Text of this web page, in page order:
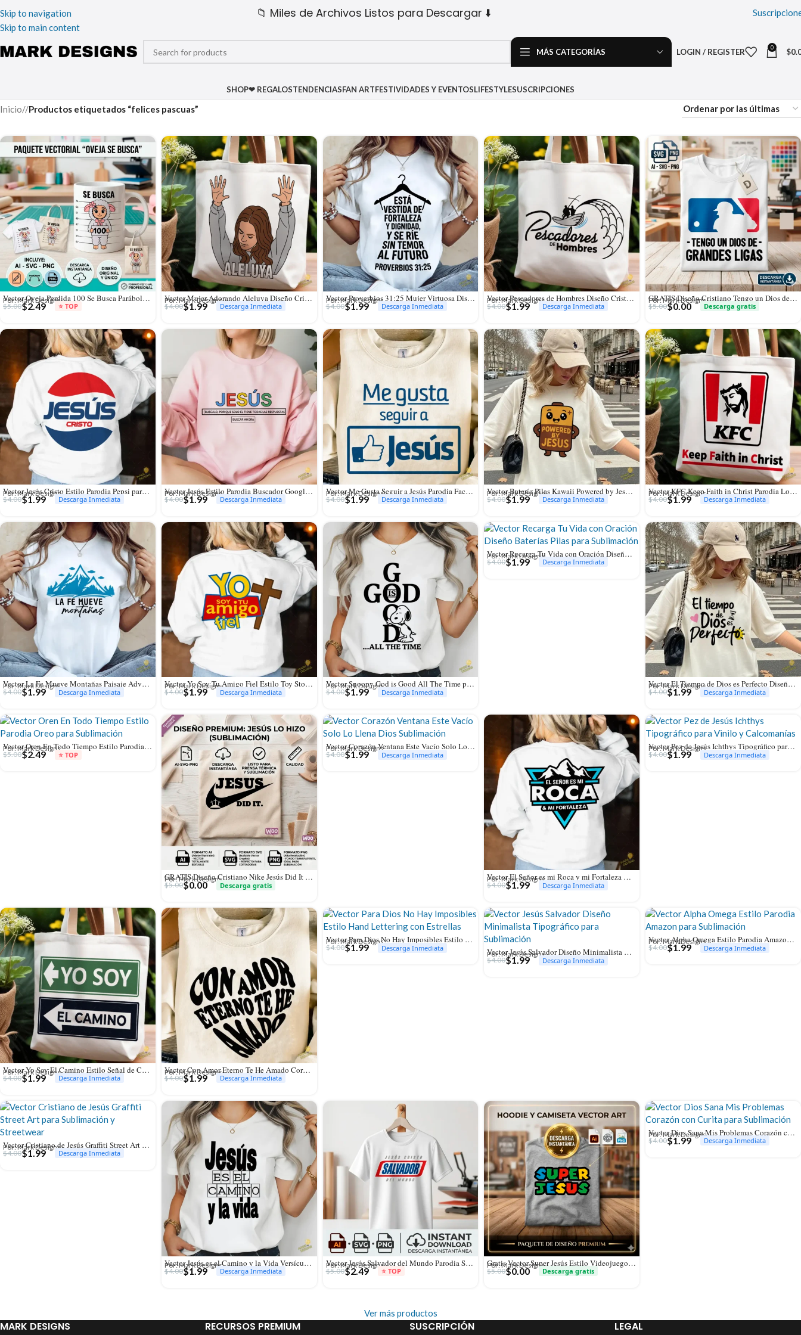
Skip to navigation
Skip to main content
📁 Miles de Archivos Listos para Descargar ⬇️
MÁS CATEGORÍAS LOGIN / REGISTER 0 $
SHOP❤ REGALOSTENDENCIASFAN ARTFESTIVIDADES Y EVENTOSLIFESTYLESUSCRIPCIONES
Inicio/ Productos etiquetados “felices pascuas”
Vector Oveja Perdida 100 Se Busca Parábola para Sublimación Infantil
Por: Mark Designs
$5.00$2.49 ⭐ TOP
Vector Mujer Adorando Aleluya Diseño Cristiano para Sublimación
Por: Mark Designs
$4.00$1.99 Descarga Inmediata
Vector Proverbios 31:25 Mujer Virtuosa Diseño para Sublimación
Por: Mark Designs
$4.00$1.99 Descarga Inmediata
Vector Pescadores de Hombres Diseño Cristiano para Sublimación
Por: Mark Designs
$4.00$1.99 Descarga Inmediata
GRATIS Diseño Cristiano Tengo un Dios de Grandes Ligas Vector para Sublimación
Por: Mark Designs
$5.00$0.00 Descarga gratis
Vector Jesús Cristo Estilo Parodia Pepsi para Sublimación y Vinilo
Por: Mark Designs
$4.00$1.99 Descarga Inmediata
Vector Jesús Estilo Parodia Buscador Google para Sublimación
Por: Mark Designs
$4.00$1.99 Descarga Inmediata
Vector Me Gusta Seguir a Jesús Parodia Facebook para Sublimación
Por: Mark Designs
$4.00$1.99 Descarga Inmediata
Vector Batería Pilas Kawaii Powered by Jesús para Sublimación y Stickers
Por: Mark Designs
$4.00$1.99 Descarga Inmediata
Vector KFC Keep Faith in Christ Parodia Logo para Sublimación
Por: Mark Designs
$4.00$1.99 Descarga Inmediata
Vector La Fe Mueve Montañas Paisaje Adventure para Sublimación
Por: Mark Designs
$4.00$1.99 Descarga Inmediata
Vector Yo Soy Tu Amigo Fiel Estilo Toy Story para Sublimación
Por: Mark Designs
$4.00$1.99 Descarga Inmediata
Vector Snoopy God is Good All The Time para Sublimación y Vinilo
Por: Mark Designs
$4.00$1.99 Descarga Inmediata
Vector Recarga Tu Vida con Oración Diseño Baterías Pilas para Sublimación
Por: Mark Designs
$4.00$1.99 Descarga Inmediata
Vector El Tiempo de Dios es Perfecto Diseño Hand Lettering Sublimación
Por: Mark Designs
$4.00$1.99 Descarga Inmediata
Vector Oren En Todo Tiempo Estilo Parodia Oreo para Sublimación
Por: Mark Designs
$5.00$2.49 ⭐ TOP
GRATIS Diseño Cristiano Nike Jesús Did It Vector PNG para Sublimación
Por: Mark Designs
$5.00$0.00 Descarga gratis
Vector Corazón Ventana Este Vacío Solo Lo Llena Dios Sublimación
Por: Mark Designs
$4.00$1.99 Descarga Inmediata
Vector El Señor es mi Roca y mi Fortaleza Montañas para Sublimación
Por: Mark Designs
$4.00$1.99 Descarga Inmediata
Vector Pez de Jesús Ichthys Tipográfico para Vinilo y Calcomanías
Por: Mark Designs
$4.00$1.99 Descarga Inmediata
Vector Yo Soy El Camino Estilo Señal de Calle para Sublimación
Por: Mark Designs
$4.00$1.99 Descarga Inmediata
Vector Con Amor Eterno Te He Amado Corazón Retro Groovy
Por: Mark Designs
$4.00$1.99 Descarga Inmediata
Vector Para Dios No Hay Imposibles Estilo Hand Lettering con Estrellas
Por: Mark Designs
$4.00$1.99 Descarga Inmediata Vector Jesús Salvador Diseño Minimalista Tipográfico para Sublimación
Por: Mark Designs
$4.00$1.99 Descarga Inmediata
Vector Alpha Omega Estilo Parodia Amazon para Sublimación
Por: Mark Designs
$4.00$1.99 Descarga Inmediata
Vector Cristiano de Jesús Graffiti Street Art para Sublimación y Streetwear
Por: Mark Designs
$4.00$1.99 Descarga Inmediata
Vector Jesús es el Camino y la Vida Versículo Juan 14:6 para Sublimación
Por: Mark Designs
$4.00$1.99 Descarga Inmediata
Vector Jesús Salvador del Mundo Parodia Snickers Chocolate para Sublimación
Por: Mark Designs
$5.00$2.49 ⭐ TOP
Gratis Vector Super Jesús Estilo Videojuego Retro Mario para Sublimación
Por: Mark Designs
$5.00$0.00 Descarga gratis
Vector Dios Sana Mis Problemas Corazón con Curita para Sublimación
Por: Mark Designs
$4.00$1.99 Descarga Inmediata
Ver más productos
MARK DESIGNS RECURSOS PREMIUM SUSCRIPCIÓN LEGAL